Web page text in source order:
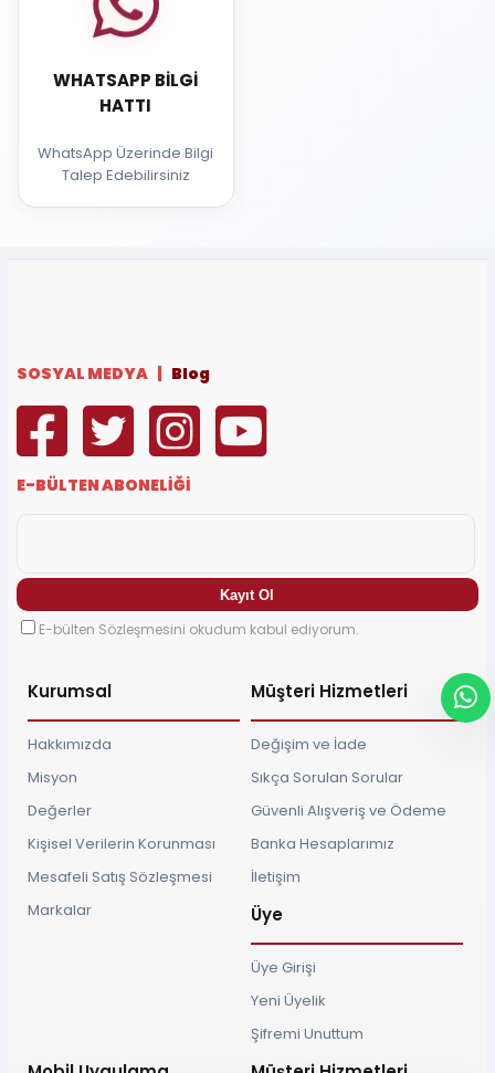
WHATSAPP BILGI
HATTI
WhatsApp Üzerinde Bilgi
Talep Edebilirsiniz
SOSYAL MEDYA | Blog
E-BÜLTEN ABONELİĞİ
E-bülten Sözleşmesini okudum kabul ediyorum.
Kurumsal
Hakkımızda
Misyon
Değerler
Kişisel Verilerin Korunması
Mesafeli Satış Sözleşmesi
Markalar
Müşteri Hizmetleri
Değişim ve İade
Sıkça Sorulan Sorular
Güvenli Alışveriş ve Ödeme
Banka Hesaplarımız
İletişim
Üye
Üye Girişi
Yeni Üyelik
Şifremi Unuttum